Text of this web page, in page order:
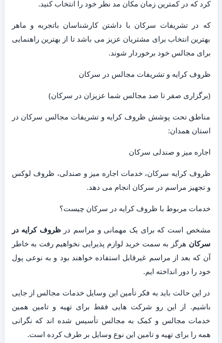
کرد که در کمترین زمان مکان مد نظر خود را انتخاب کنید.
که در تشریفات سرکان با داشتن کارشناسان باتجربه و ماهر
بهترین انتخاب برای مشتریان عزیز می باشد تا از بهترین راهنمایی
برای مجالس خود برخوردار شوند.
ظروف کرایه و تشریفات مجالس در سرکان
(برگزاری صفر تا صد مجالس شما عزیزان در سرکان)
مناطق تحت پوشش ظروف کرایه و تشریفات مجالس سرکان در
استان همدان:
اجاره میز و صندلی سرکان
ظروف کرایه سرکان، خدمات اجاره میز و صندلی، ظروف لوکس
و تجهیز مراسم در سرکان انجام می دهد.
خدمات مربوط با ظروف کرایه در سرکان چیست؟
مشخص است که برای یک مهمانی و مراسم درظروف کرایه در
سرکان هرگز به سمت خرید لوازم پذیرایی نخواهیم رفت به خاطر
آن که بعد از مراسم غیرقابل استفاده خواهند بود و به نوعی پول
خود را دور انداخته ایم.
در این حالت باید به فکر تأمین این وسایل خدمات مجالس از جایی
باشیم. از این رو شرکت هایی فقط برای تهیه و تامین همین
خدمات مجالس و کمک به مجالس تأسیس شده اند که نگرانی
همه را برای تهیه و تامین این نوع وسایل بر طرف کرده است.